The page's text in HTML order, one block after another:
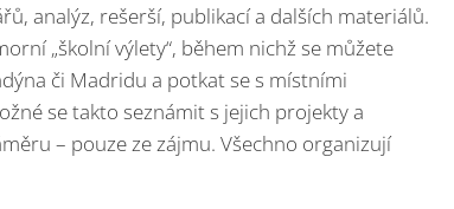
analýz, rešerší, publikací a dalších materiálů.
„školní výlety“, během nichž se můžete
či Madridu a potkat se s místními
se takto seznámit s jejich projekty a
– pouze ze zájmu. Všechno organizují